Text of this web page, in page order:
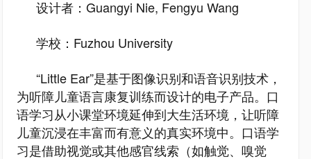
设计者：Guangyi Nie, Fengyu Wang
学校：Fuzhou University
“Little Ear”是基于图像识别和语音识别技术，
为听障儿童语言康复训练而设计的电子产品。口
语学习从小课堂环境延伸到大生活环境，让听障
儿童沉浸在丰富而有意义的真实环境中。口语学
习是借助视觉或其他感官线索（如触觉、嗅觉